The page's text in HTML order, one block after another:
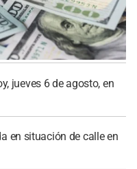
jueves 6 de agosto, en
en situación de calle en